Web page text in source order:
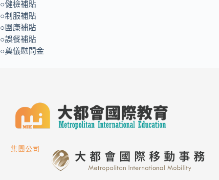
○健檢補貼
○制服補貼
○團康補貼
○誤餐補貼
○奠儀慰問金
集團公司